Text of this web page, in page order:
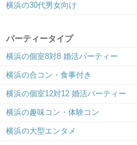
横浜の30代男女向け
パーティータイプ
横浜の個室8対8 婚活パーティー
横浜の合コン・食事付き
横浜の個室12対12 婚活パーティー
横浜の趣味コン・体験コン
横浜の大型エンタメ